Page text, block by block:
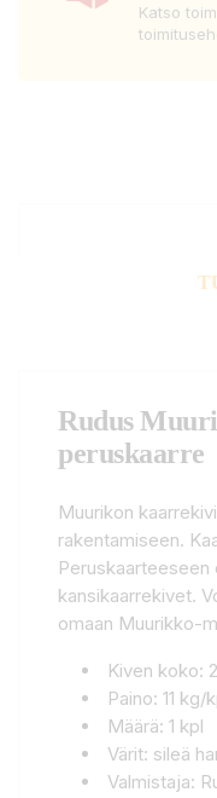
Katso
Rudus
peruskaarre
Muurikon
rakentamiseen.
Peruskaarteeseen
kansikaarrekivet.
omaan Muurikko-
Kiven koko:
Paino: 11 kg/
Määrä: 1 kpl
Värit: sileä
Valmistaja: